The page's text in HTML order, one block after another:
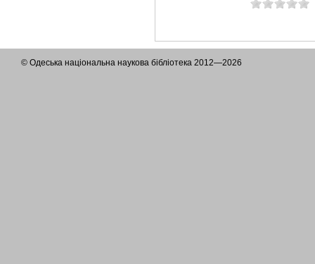
© Одеська національна наукова бібліотека 2012—2026